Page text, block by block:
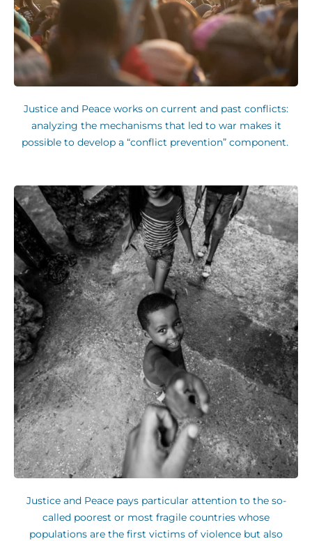
Justice and Peace works on current and past conflicts:
analyzing the mechanisms that led to war makes it
possible to develop a “conflict prevention” component.
Justice and Peace pays particular attention to the so-
called poorest or most fragile countries whose
populations are the first victims of violence but also